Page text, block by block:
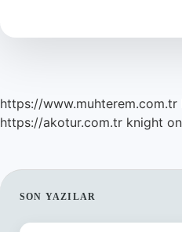
Tdk
https://www.muhterem.com.tr
https://akotur.com.tr knight
SIDEBAR
SON YAZILAR